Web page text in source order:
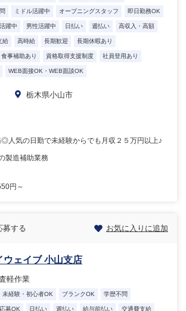
ミドル活躍中 オープニングスタッフ 即日勤務OK
躍中 男性活躍中 日払い 週払い 高収入・高額
給 高時給 長期歓迎 長期休暇あり
食事補助あり 資格取得支援制度 社員登用あり
WEB面接OK・WEB面談OK
栃木県小山市
人気の日勤で未経験からでも月収２５万円以上♪
製造補助業務
円～
募する お気に入りに追加
ウェイブ 小山支店
軽作業
未経験・初心者OK ブランクOK 学歴不問
募OK 日払い 週払い 給与前払い 交通費支給